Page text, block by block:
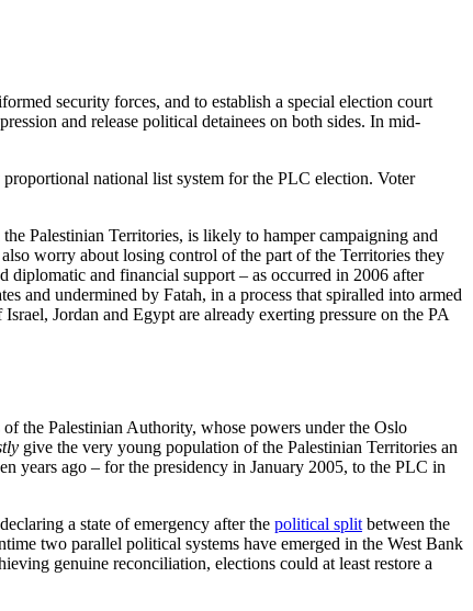
security forces, and to establish a special election court
and release political detainees on both sides. In mid-
national list system for the PLC election. Voter
Palestinian Terri­tories, is likely to hamper campaigning and
worry about losing control of the part of the Territories they
and financial support – as occurred in 2006 after
and undermined by Fatah, in a process that spiralled into armed
Jordan and Egypt are already exerting pressure on the PA
the Palestinian Authority, whose powers under the Oslo
give the very young popu­lation of the Palestinian Territories an
years ago – for the presi­dency in January 2005, to the PLC in
a state of emer­gency after the political split between the
two parallel political systems have emerged in the West Bank
genuine reconciliation, elections could at least restore a